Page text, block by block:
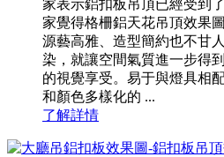
家表示鋁扣板吊頂已經受到
家覺得格柵鋁天花吊頂效果
源藝高雅、造型簡約也不甘
染，就讓空間氣質進一步得
的視覺享受。易于與燈具相
和顏色多樣化的 ...
了解詳情